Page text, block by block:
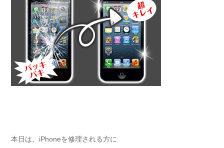
本日は、iPhoneを修理される方に